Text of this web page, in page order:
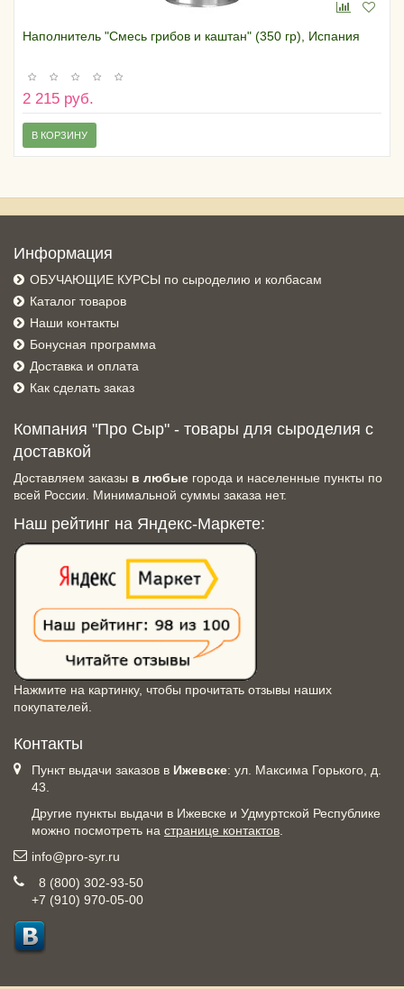
Наполнитель "Смесь грибов и каштан" (350 гр), Испания
2 215 руб.
В КОРЗИНУ
Информация
ОБУЧАЮЩИЕ КУРСЫ по сыроделию и колбасам
Каталог товаров
Наши контакты
Бонусная программа
Доставка и оплата
Как сделать заказ
Компания "Про Сыр" - товары для сыроделия с
доставкой
Доставляем заказы в любые города и населенные пункты по
всей России. Минимальной суммы заказа нет.
Наш рейтинг на Яндекс-Маркете:
Нажмите на картинку, чтобы прочитать отзывы наших
покупателей.
Контакты
Пункт выдачи заказов в Ижевске: ул. Максима Горького, д.
43.
Другие пункты выдачи в Ижевске и Удмуртской Республике
можно посмотреть на странице контактов.
info@pro-syr.ru
8 (800) 302-93-50
+7 (910) 970-05-00